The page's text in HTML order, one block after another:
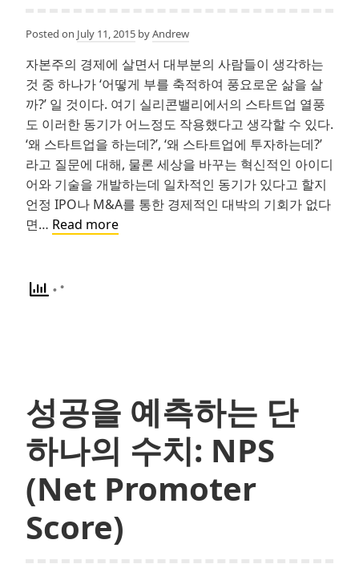
Posted on July 11, 2015 byAndrew
자본주의 경제에 살면서 대부분의 사람들이 생각하는
것 중 하나가 ‘어떻게 부를 축적하여 풍요로운 삶을 살
까?’ 일 것이다. 여기 실리콘밸리에서의 스타트업 열풍
도 이러한 동기가 어느정도 작용했다고 생각할 수 있다.
‘왜 스타트업을 하는데?’, ‘왜 스타트업에 투자하는데?’
라고 질문에 대해, 물론 세상을 바꾸는 혁신적인 아이디
어와 기술을 개발하는데 일차적인 동기가 있다고 할지
언정 IPO나 M&A를 통한 경제적인 대박의 기회가 없다
면… Read moreFinTech:
트
릿
도
전
기
성공을 예측하는 단
하나의 수치: NPS
(Net Promoter
Score)